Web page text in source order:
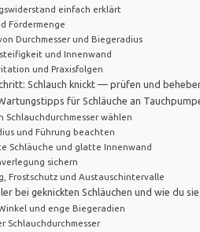
einfach erklärt
Fördermenge
Durchmesser und Biegeradius
und Innenwand
und Praxisfolgen
Schlauch knickt — prüfen und
für Schläuche an
Schlauchdurchmesser wählen
und Führung beachten
Schläuche und glatte Innenwand
sichern
Frostschutz und Austauschintervalle
bei geknickten Schläuchen und wie du
und enge Biegeradien
Schlauchdurchmesser